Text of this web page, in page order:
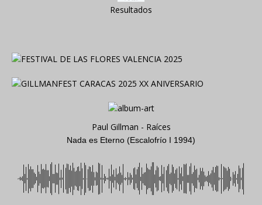
Resultados
Paul Gillman - Raíces
Nada es Eterno (Escalofrío I 1994)